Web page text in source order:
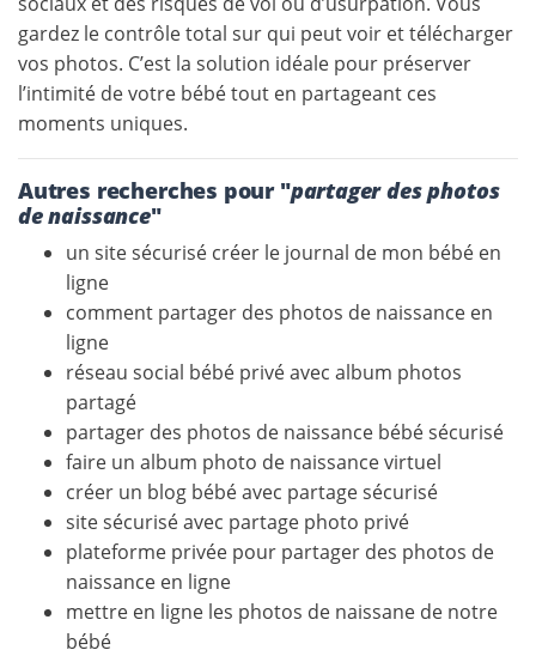
gardez le contrôle total sur qui peut voir et télécharger
vos photos. C’est la solution idéale pour préserver
l’intimité de votre bébé tout en partageant ces
moments uniques.
Autres recherches pour "partager des photos
de naissance"
un site sécurisé créer le journal de mon bébé en
ligne
comment partager des photos de naissance en
ligne
réseau social bébé privé avec album photos
partagé
partager des photos de naissance bébé sécurisé
faire un album photo de naissance virtuel
créer un blog bébé avec partage sécurisé
site sécurisé avec partage photo privé
plateforme privée pour partager des photos de
naissance en ligne
mettre en ligne les photos de naissane de notre
bébé